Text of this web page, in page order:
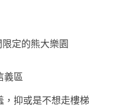
定的熊大樂園
義區
，抑或是不想走樓梯